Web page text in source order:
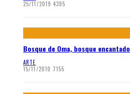
25/11/2019 4395
Bosque de Oma, bosque encantado
ARTE
15/11/2010 7155